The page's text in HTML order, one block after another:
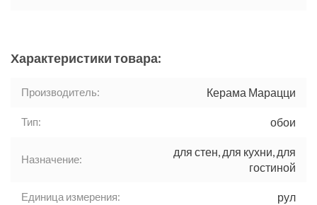
Характеристики товара:
Производитель: Керама Марацци
Тип: обои
Назначение:
для стен, для кухни, для
гостиной
Единица измерения: рул